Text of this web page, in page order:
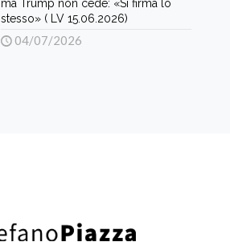
ma Trump non cede: «Si firma lo
stesso» ( LV 15.06.2026)
04/07/2026